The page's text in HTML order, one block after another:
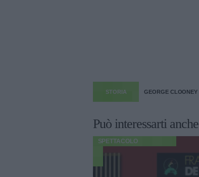
STORIA GEORGE CLOONEY
Può interessarti anche
SPETTACOLO